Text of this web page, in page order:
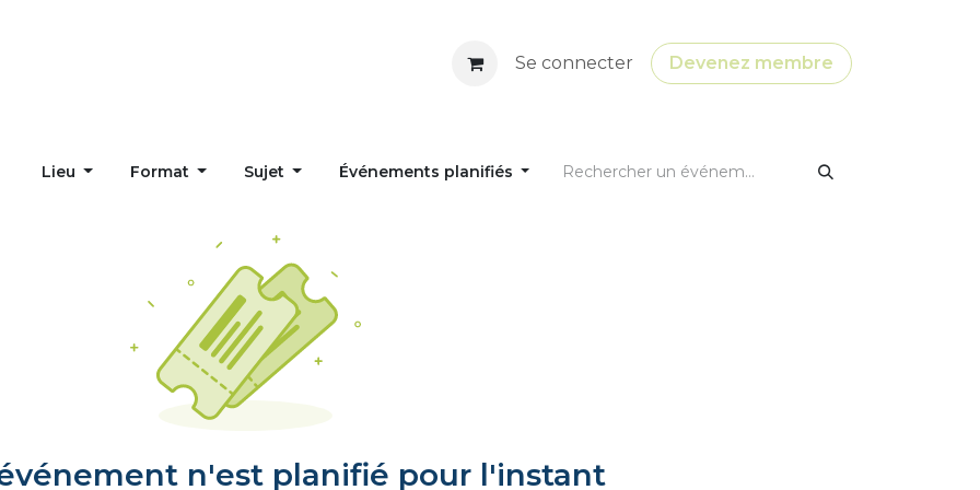
Se connecter Devenez membre
Lieu Format Sujet Événements planifiés
n'est planifié pour l'instant